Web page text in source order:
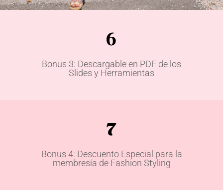
6
Bonus 3: Descargable en PDF de los
Slides y Herramientas
7
Bonus 4: Descuento Especial para la
membresía de Fashion Styling